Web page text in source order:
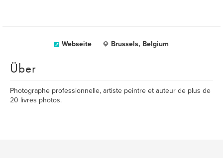
Webseite Brussels, Belgium
Über
Photographe professionnelle, artiste peintre et auteur de plus de
20 livres photos.